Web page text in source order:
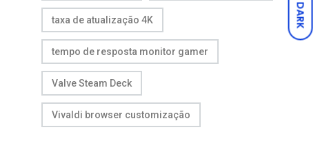
DARK
taxa de atualização 4K
tempo de resposta monitor gamer
Valve Steam Deck
Vivaldi browser customização